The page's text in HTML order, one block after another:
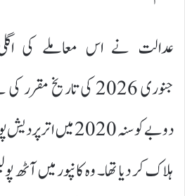
جنوری 2026 کی
دوبے کو سنہ 2020
ہلاک کر دیا تھا۔ وہ کانپور میں